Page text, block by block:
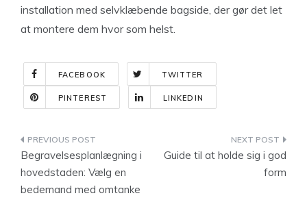
installation med selvklæbende bagside, der gør det let
at montere dem hvor som helst.
FACEBOOK TWITTER
PINTEREST LINKEDIN
Indlægsnavigation
Begravelsesplanlægning i
hovedstaden: Vælg en
bedemand med omtanke
Guide til at holde sig i god
form